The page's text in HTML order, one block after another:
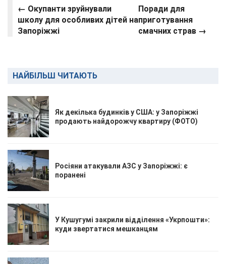
← Окупанти зруйнували
школу для особливих дітей на
Запоріжжі
Поради для
приготування
смачних страв →
НАЙБІЛЬШ ЧИТАЮТЬ
Як декілька будинків у США: у Запоріжжі
продають найдорожчу квартиру (ФОТО)
Росіяни атакували АЗС у Запоріжжі: є
поранені
У Кушугумі закрили відділення «Укрпошти»:
куди звертатися мешканцям